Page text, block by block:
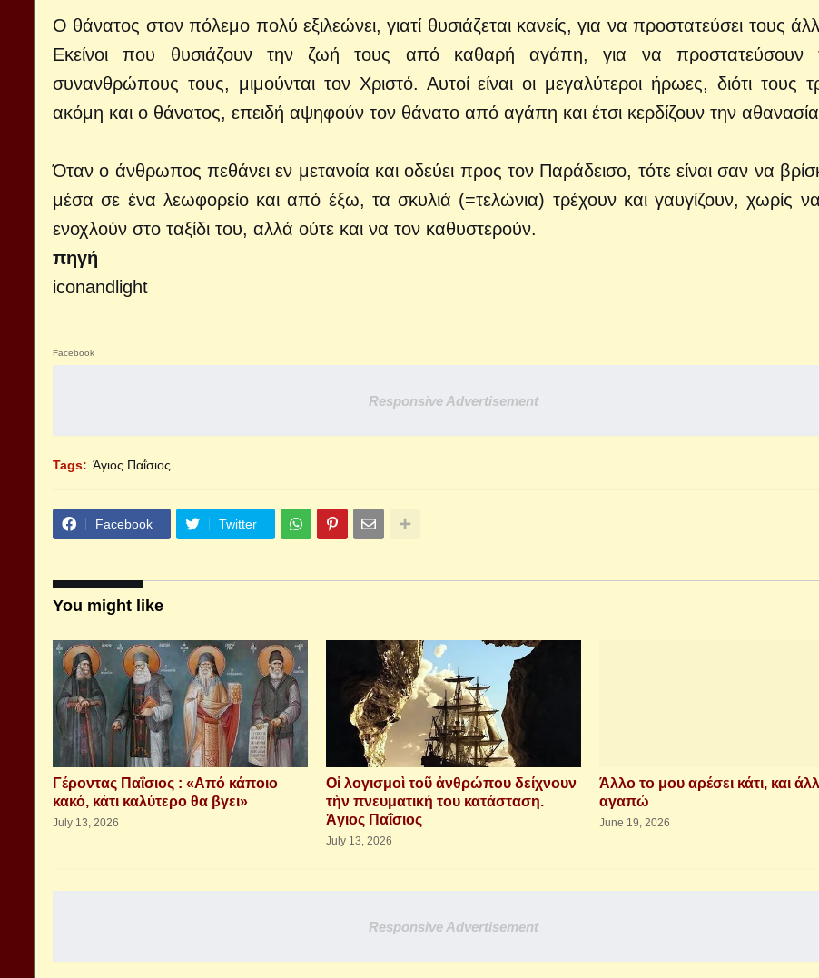
Ο θάνατος στον πόλεμο πολύ εξιλεώνει, γιατί θυσιάζεται κανείς, για να προστατεύσει τους
Εκείνοι που θυσιάζουν την ζωή τους από καθαρή αγάπη, για να προστατεύσουν
συνανθρώπους τους, μιμούνται τον Χριστό. Αυτοί είναι οι μεγαλύτεροι ήρωες, διότι τους
ακόμη και ο θάνατος, επειδή αψηφούν τον θάνατο από αγάπη και έτσι κερδίζουν την
Όταν ο άνθρωπος πεθάνει εν μετανοία και οδεύει προς τον Παράδεισο, τότε είναι σαν να
μέσα σε ένα λεωφορείο και από έξω, τα σκυλιά (=τελώνια) τρέχουν και γαυγίζουν, χωρίς
ενοχλούν στο ταξίδι του, αλλά ούτε και να τον καθυστερούν.
πηγή
iconandlight
Facebook
Responsive Advertisement
Tags: Άγιος Παΐσιος
Facebook Twitter
You might like
Γέροντας Παΐσιος : «Από κάποιο
κακό, κάτι καλύτερο θα βγει»
July 13, 2026
Οἱ λογισμοὶ τοῦ ἀνθρώπου δείχνουν
τὴν πνευματική του κατάσταση.
Ἁγιος Παΐσιος
July 13, 2026
Άλλο το μου αρέσει κάτι, και
αγαπώ
June 19, 2026
Responsive Advertisement